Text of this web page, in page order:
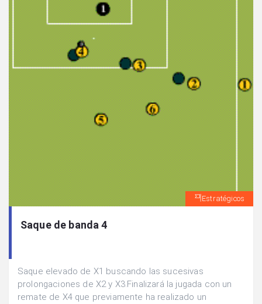
Estratégicos
Saque de banda 4
Saque elevado de X1 buscando las sucesivas
prolongaciones de X2 y X3.Finalizará la jugada con un
remate de X4 que previamente ha realizado un